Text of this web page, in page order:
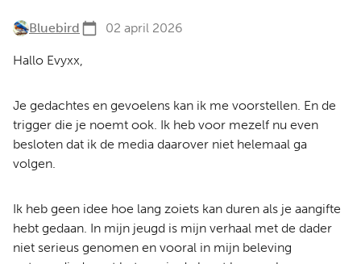
Bluebird 02 april 2026
Hallo Evyxx,
Je gedachtes en gevoelens kan ik me voorstellen. En de
trigger die je noemt ook. Ik heb voor mezelf nu even
besloten dat ik de media daarover niet helemaal ga
volgen.
Ik heb geen idee hoe lang zoiets kan duren als je aangifte
hebt gedaan. In mijn jeugd is mijn verhaal met de dader
niet serieus genomen en vooral in mijn beleving